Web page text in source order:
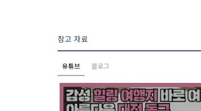
참고 자료
유튜브 블로그